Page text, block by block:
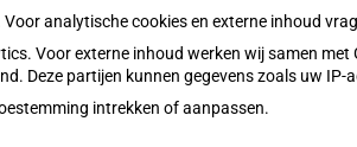
analytische cookies en externe inhoud
Voor externe inhoud werken wij samen met
Deze partijen kunnen gegevens zoals uw IP-
intrekken of aanpassen.